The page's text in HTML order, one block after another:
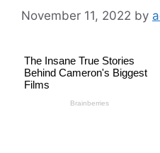
November 11, 2022 by